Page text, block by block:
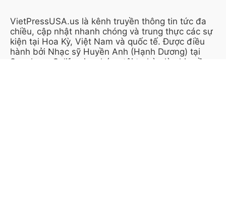
VietPressUSA.us là kênh truyền thông tin tức đa
chiều, cập nhật nhanh chóng và trung thực các sự
kiện tại Hoa Kỳ, Việt Nam và quốc tế. Được điều
hành bởi Nhạc sỹ Huyền Anh (Hạnh Dương) tại
San Jose, California, chúng tôi tự hào là nhịp cầu